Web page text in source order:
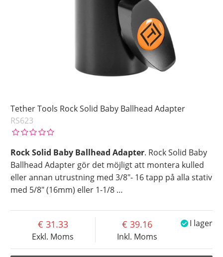
Tether Tools Rock Solid Baby Ballhead Adapter
RS623
Rock Solid Baby Ballhead Adapter. Rock Solid Baby
Ballhead Adapter gör det möjligt att montera kulled
eller annan utrustning med 3/8″- 16 tapp på alla stativ
med 5/8″ (16mm) eller 1-1/8 …
Exkl. Moms
31.33
Inkl. Moms
39.16 I lager